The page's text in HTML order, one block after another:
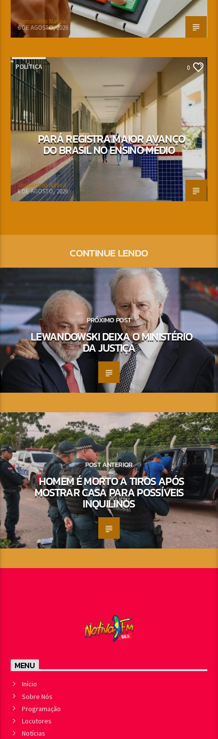
Jornalismo Nativa
6 DE AGOSTO, 2026
POLÍTICA 0
PARÁ REGISTRA MAIOR AVANÇO
DO BRASIL NO ENSINO MÉDIO
Jornalismo Nativa
6 DE AGOSTO, 2026
CONTINUE LENDO
PRÓXIMO POST
LEWANDOWSKI DEIXA O MINISTÉRIO
DA JUSTIÇA
POST ANTERIOR
HOMEM É MORTO A TIROS APÓS
MOSTRAR CASA PARA POSSÍVEIS
INQUILINOS
MENU
Início
Sobre Nós
Programação
Locutores
Notícias